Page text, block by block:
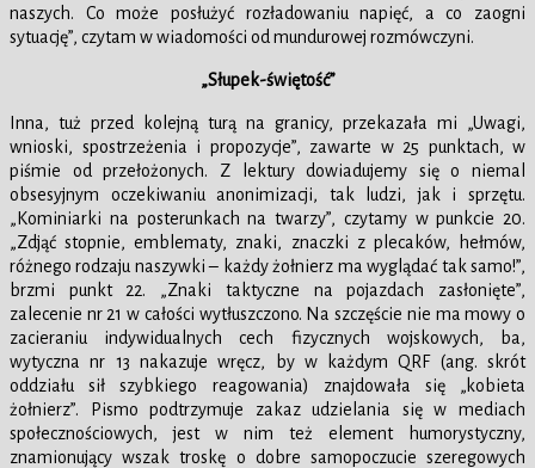
naszych. Co może posłużyć rozładowaniu napięć, a co zaogni
sytuację”, czytam w wiadomości od mundurowej rozmówczyni.
„Słupek-świętość”
Inna, tuż przed kolejną turą na granicy, przekazała mi „Uwagi,
wnioski, spostrzeżenia i propozycje”, zawarte w 25 punktach, w
piśmie od przełożonych. Z lektury dowiadujemy się o niemal
obsesyjnym oczekiwaniu anonimizacji, tak ludzi, jak i sprzętu.
„Kominiarki na posterunkach na twarzy”, czytamy w punkcie 20.
„Zdjąć stopnie, emblematy, znaki, znaczki z plecaków, hełmów,
różnego rodzaju naszywki – każdy żołnierz ma wyglądać tak samo!”,
brzmi punkt 22. „Znaki taktyczne na pojazdach zasłonięte”,
zalecenie nr 21 w całości wytłuszczono. Na szczęście nie ma mowy o
zacieraniu indywidualnych cech fizycznych wojskowych, ba,
wytyczna nr 13 nakazuje wręcz, by w każdym QRF (ang. skrót
oddziału sił szybkiego reagowania) znajdowała się „kobieta
żołnierz”. Pismo podtrzymuje zakaz udzielania się w mediach
społecznościowych, jest w nim też element humorystyczny,
znamionujący wszak troskę o dobre samopoczucie szeregowych